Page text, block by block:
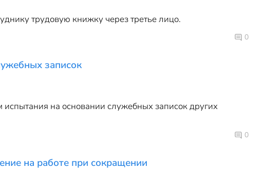
трудовую книжку через третье лицо.
0
записок
на основании служебных записок других
0
на работе при сокращении